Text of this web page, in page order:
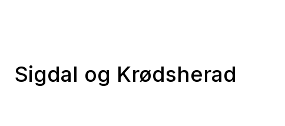
Sigdal og Krødsherad